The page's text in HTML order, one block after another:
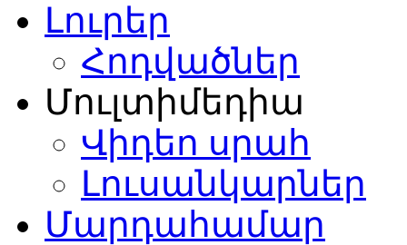
Լուրեր
Հոդվածներ
Մուլտիմեդիա
Վիդեո սրահ
Լուսանկարներ
Մարդահամար